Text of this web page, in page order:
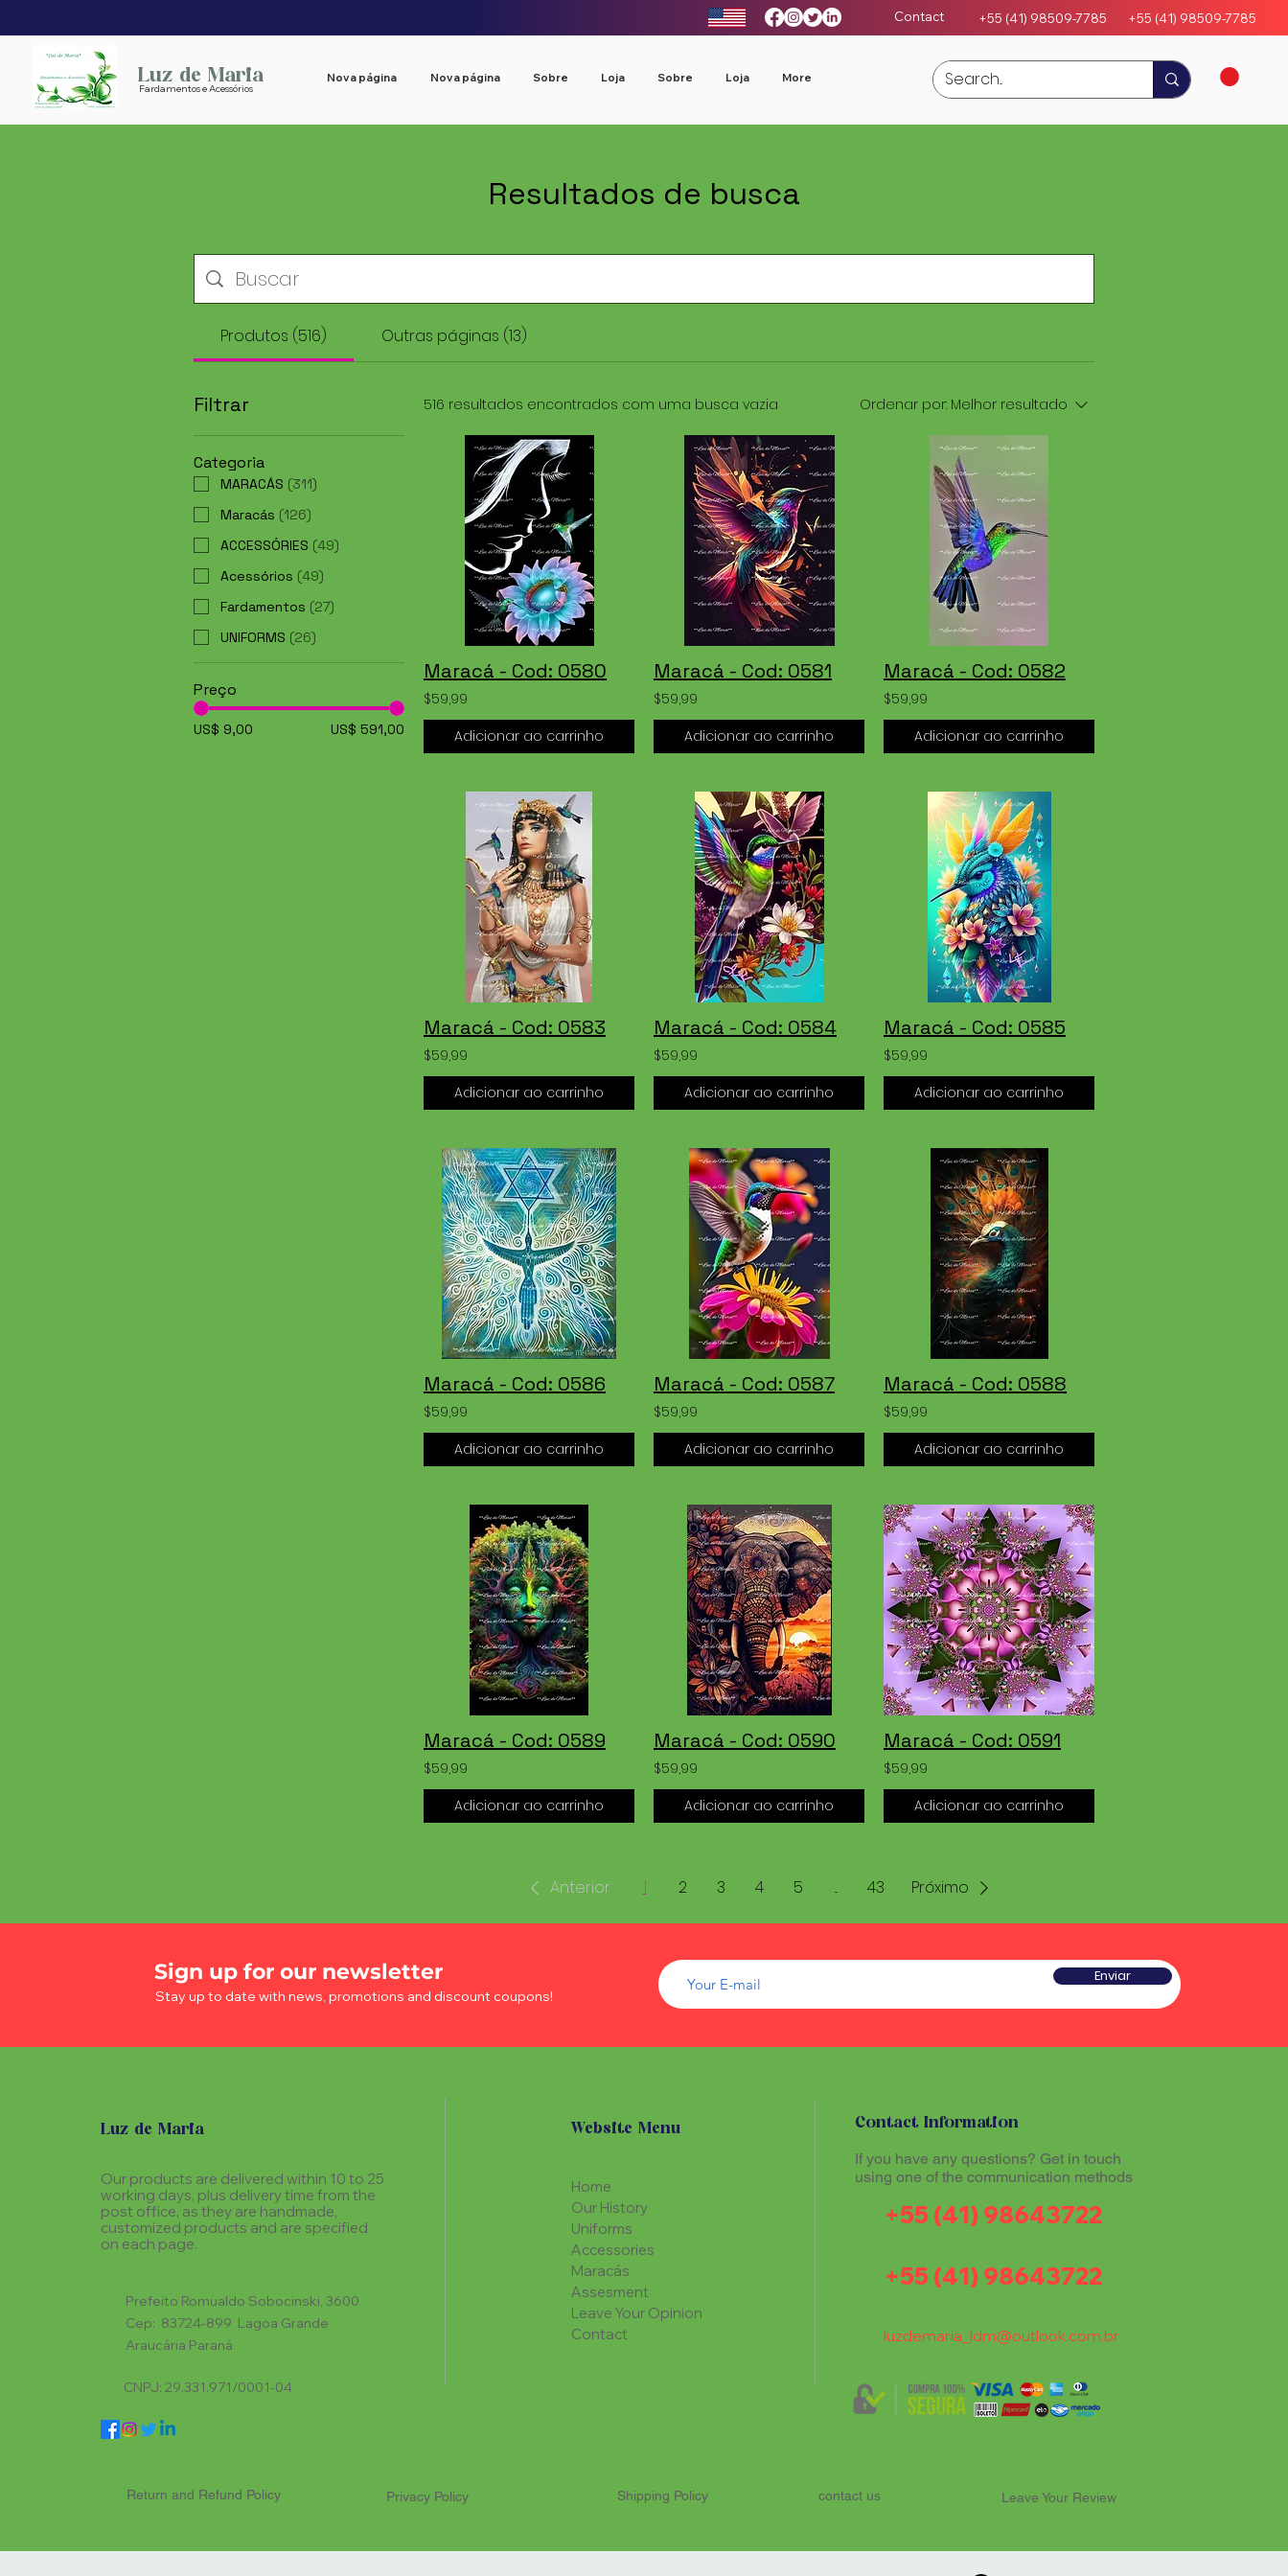
Contact +55 (41) 98509-7785 +55 (41) 98509-7785
Luz de Maria
Fardamentos e Acessórios
Nova página Nova página Sobre Loja Sobre Loja More
Resultados de busca
Produtos (516) Outras páginas (13)
Filtrar
Categoria
MARACÁS (311)
Maracás (126)
ACCESSÓRIES (49)
Acessórios (49)
Fardamentos (27)
UNIFORMS (26)
Preço
US$ 9,00 US$ 591,00
516 resultados encontrados com uma busca vazia Ordenar por: Melhor resultado
Maracá - Cod: 0580
$59,99
Adicionar ao carrinho
Maracá - Cod: 0581
$59,99
Adicionar ao carrinho
Maracá - Cod: 0582
$59,99
Adicionar ao carrinho
Maracá - Cod: 0583
$59,99
Adicionar ao carrinho
Maracá - Cod: 0584
$59,99
Adicionar ao carrinho
Maracá - Cod: 0585
$59,99
Adicionar ao carrinho
Maracá - Cod: 0586
$59,99
Adicionar ao carrinho
Maracá - Cod: 0587
$59,99
Adicionar ao carrinho
Maracá - Cod: 0588
$59,99
Adicionar ao carrinho
Maracá - Cod: 0589
$59,99
Adicionar ao carrinho
Maracá - Cod: 0590
$59,99
Adicionar ao carrinho
Maracá - Cod: 0591
$59,99
Adicionar ao carrinho
Anterior 1 2 3 4 5 ... 43 Próximo
Sign up for our newsletter
Stay up to date with news, promotions and discount coupons!
Enviar
Luz de Maria
Our products are delivered within 10 to 25
working days, plus delivery time from the
post office, as they are handmade,
customized products and are specified
on each page.
Prefeito Romualdo Sobocinski, 3600
Cep: 83724-899 Lagoa Grande
Araucária Paraná
CNPJ: 29.331.971/0001-04
Website Menu
Home
Our History
Uniforms
Accessories
Maracás
Assesment
Leave Your Opinion
Contact
Contact Information
If you have any questions? Get in touch
using one of the communication methods
+55 (41) 98643722
+55 (41) 98643722
luzdemaria_ldm@outlook.com.br
Return and Refund Policy Privacy Policy Shipping Policy contact us Leave Your Review